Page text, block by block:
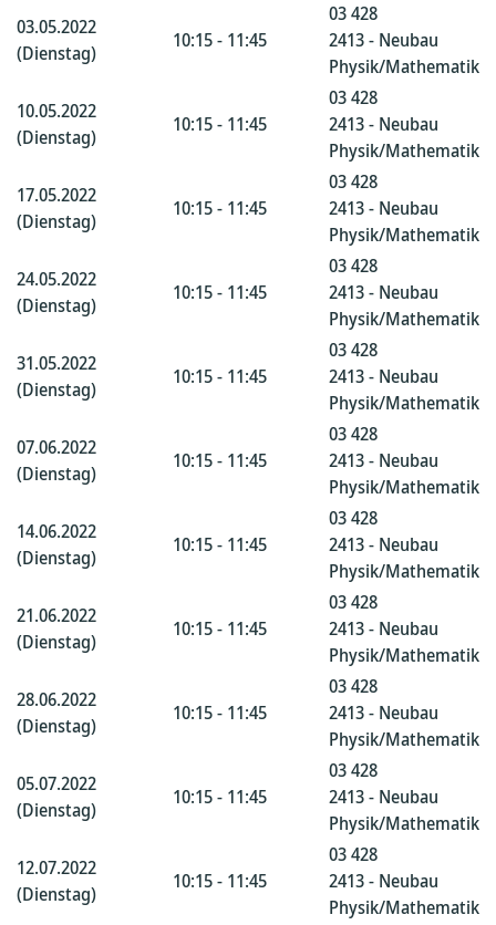
03.05.2022
(Dienstag)
10:15 - 11:45
03 428
2413 - Neubau
Physik/Mathematik
10.05.2022
(Dienstag)
10:15 - 11:45
03 428
2413 - Neubau
Physik/Mathematik
17.05.2022
(Dienstag)
10:15 - 11:45
03 428
2413 - Neubau
Physik/Mathematik
24.05.2022
(Dienstag)
10:15 - 11:45
03 428
2413 - Neubau
Physik/Mathematik
31.05.2022
(Dienstag)
10:15 - 11:45
03 428
2413 - Neubau
Physik/Mathematik
07.06.2022
(Dienstag)
10:15 - 11:45
03 428
2413 - Neubau
Physik/Mathematik
14.06.2022
(Dienstag)
10:15 - 11:45
03 428
2413 - Neubau
Physik/Mathematik
21.06.2022
(Dienstag)
10:15 - 11:45
03 428
2413 - Neubau
Physik/Mathematik
28.06.2022
(Dienstag)
10:15 - 11:45
03 428
2413 - Neubau
Physik/Mathematik
05.07.2022
(Dienstag)
10:15 - 11:45
03 428
2413 - Neubau
Physik/Mathematik
12.07.2022
(Dienstag)
10:15 - 11:45
03 428
2413 - Neubau
Physik/Mathematik